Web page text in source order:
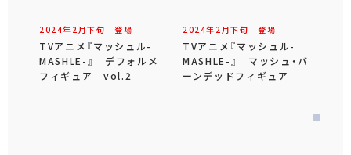
2024年 2 月下旬 登場
TVアニメ『マッシュル-
MASHLE-』 デフォルメ
フィギュア vol.2
2024年 2 月下旬 登場
TVアニメ『マッシュル-
MASHLE-』 マッシュ・バ
ーンデッドフィギュア